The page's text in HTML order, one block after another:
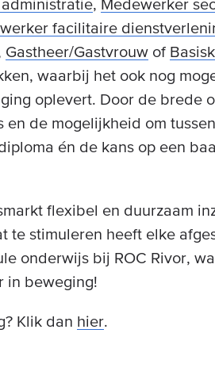
, Medewerker
facilitaire
Gastheer/Gastvrouw of
waarbij het ook nog
oplevert. Door de brede
de mogelijkheid om
én de kans op een
flexibel en duurzaam
te stimuleren heeft elke
onderwijs bij ROC Rivor,
in beweging!
Klik dan hier.